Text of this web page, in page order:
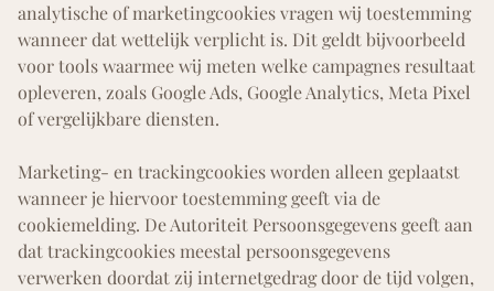
analytische of marketingcookies vragen wij toestemming
wanneer dat wettelijk verplicht is. Dit geldt bijvoorbeeld
voor tools waarmee wij meten welke campagnes resultaat
opleveren, zoals Google Ads, Google Analytics, Meta Pixel
of vergelijkbare diensten.
Marketing- en trackingcookies worden alleen geplaatst
wanneer je hiervoor toestemming geeft via de
cookiemelding. De Autoriteit Persoonsgegevens geeft aan
dat trackingcookies meestal persoonsgegevens
verwerken doordat zij internetgedrag door de tijd volgen,